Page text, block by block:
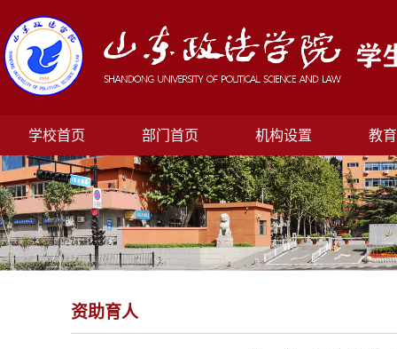
学校首页 部门首页 机构设置 教
资助育人